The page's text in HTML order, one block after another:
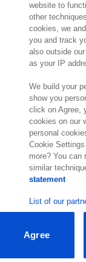
2.000
Contact
Exact Belgium
Avenue Reine
1780 Wemmel
Belgique
Lieu
website to
other
cookies, we
you and track
also outside
as your IP
We build your
show you
click on Agree,
cookies on our
personal
Cookie
more? You can
similar
statement
List of our
Agree